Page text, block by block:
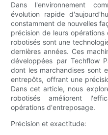
Dans l'environnement
évolution rapide
constamment de nouvelles
précision de leurs
robotisés sont une
dernières années. Ces
développées par Techflow
dont les marchandises sont
entrepôts, offrant une
Dans cet article, nous
robotisés améliorent
opérations d'entreposage.
Précision et exactitude: